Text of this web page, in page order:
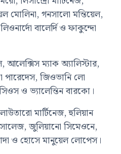
মোলিনা, গনসালো মন্তিয়েল,
বালের্দি ও ফাকুন্দো
আলেক্সিস ম্যাক অ্যালিস্টার,
পারেদেস, জিওভানি লো
ও ভ্যালেন্তিন বারকো।
মার্টিনেজ, হুলিয়ান
জুলিয়ানো সিমেওনে,
ও হোসে মানুয়েল লোপেস।